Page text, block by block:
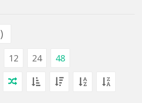
)
12 24 48